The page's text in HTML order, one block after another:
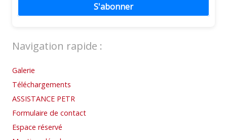
S'abonner
Navigation rapide :
Galerie
Téléchargements
ASSISTANCE PETR
Formulaire de contact
Espace réservé